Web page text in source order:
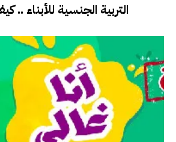
التربية الجنسية للأبناء ..